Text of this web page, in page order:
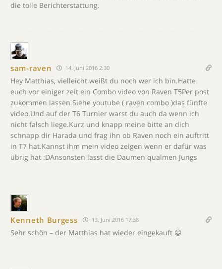
die tolle Berichterstattung.
sam-raven 14. Juni 2016 2:30
Hey Matthias, vielleicht weißt du noch wer ich bin.Hatte
euch vor einiger zeit ein Combo video von Raven T5Per post
zukommen lassen.Siehe youtube ( raven combo )das fünfte
video.Und auf der T6 Turnier warst du auch da wenn ich
nicht falsch liege.Kurz und knapp meine bitte an dich
schnapp dir Harada und frag ihn ob Raven noch ein auftritt
in T7 hat.Kannst ihm mein video zeigen wenn er dafür was
übrig hat :DAnsonsten lasst die Daumen qualmen Jungs
Kenneth Burgess 13. Juni 2016 17:38
Sehr schön – der Matthias hat wieder eingekauft 😀